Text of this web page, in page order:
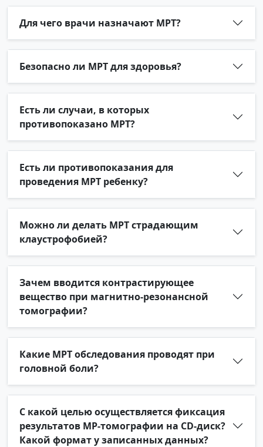
Для чего врачи назначают МРТ?
Безопасно ли МРТ для здоровья?
Есть ли случаи, в которых
противопоказано МРТ?
Есть ли противопоказания для
проведения МРТ ребенку?
Можно ли делать МРТ страдающим
клаустрофобией?
Зачем вводится контрастирующее
вещество при магнитно-резонансной
томографии?
Какие МРТ обследования проводят при
головной боли?
С какой целью осуществляется фиксация
результатов МР-томографии на CD-диск?
Какой формат у записанных данных?